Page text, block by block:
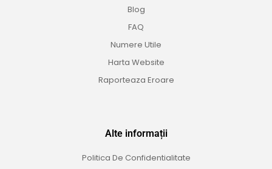
Blog
FAQ
Numere Utile
Harta Website
Raporteaza Eroare
Alte informații
Politica De Confidentialitate